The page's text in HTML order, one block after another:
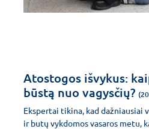
Atostogos išvykus:
būstą nuo vagysčių?
Ekspertai tikina, kad dažniausiai
ir butų vykdomos vasaros metu,